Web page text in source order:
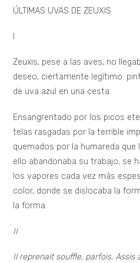
ÚLTIMAS UVAS DE ZEUXIS
Zeuxis, pese a las aves, no
deseo, ciertamente legítimo:
de uva azul en una cesta.
Ensangrentado por los picos
telas rasgadas por la terrible
quemados por la humareda
ello abandonaba su trabajo, se
los vapores cada vez más
color, donde se dislocaba la
la forma.
II
Il reprenait souffle, parfois. Assis